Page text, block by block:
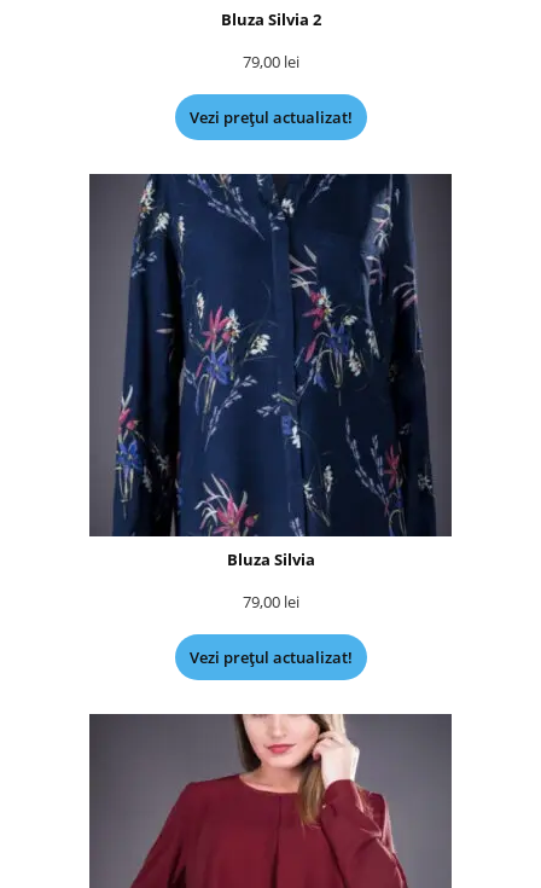
Bluza Silvia 2
79,00 lei
Vezi prețul actualizat!
Bluza Silvia
79,00 lei
Vezi prețul actualizat!